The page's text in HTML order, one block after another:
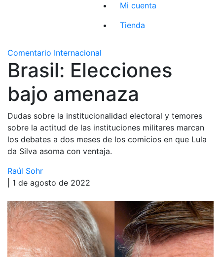
Mi cuenta
Tienda
Comentario Internacional
Brasil: Elecciones
bajo amenaza
Dudas sobre la institucionalidad electoral y temores
sobre la actitud de las instituciones militares marcan
los debates a dos meses de los comicios en que Lula
da Silva asoma con ventaja.
Raúl Sohr
| 1 de agosto de 2022